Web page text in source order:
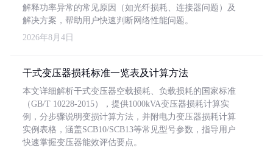
解释功率异常的常见原因（如光纤损耗、连接器问题）及
解决方案，帮助用户快速判断网络性能问题。
2026年8月4日
干式变压器损耗标准一览表及计算方法
本文详细解析干式变压器空载损耗、负载损耗的国家标准
（GB/T 10228-2015），提供1000kVA变压器损耗计算实
例，分步骤说明变损计算方法，并附电力变压器损耗计算
实例表格，涵盖SCB10/SCB13等常见型号参数，指导用户
快速掌握变压器能效评估要点。